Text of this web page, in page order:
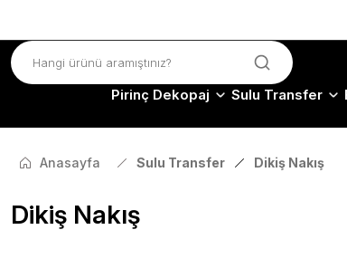
Pirinç Dekopaj Sulu Transfer
Anasayfa Sulu Transfer Dikiş Nakış
Dikiş Nakış